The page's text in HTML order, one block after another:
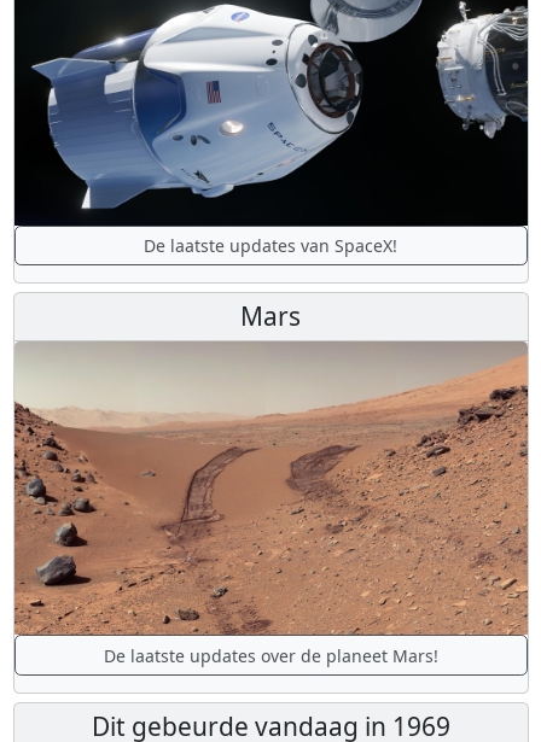
De laatste updates van SpaceX!
Mars
De laatste updates over de planeet Mars!
Dit gebeurde vandaag in 1969